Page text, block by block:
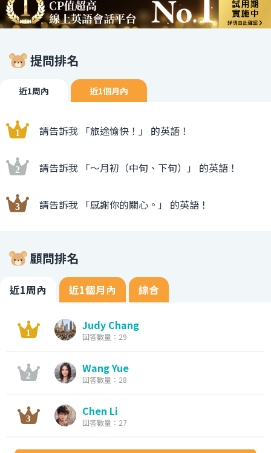
提問排名
近1周內 近1個月內
請告訴我 「旅途愉快！」 的英語！
請告訴我 「〜月初（中旬、下旬）」 的英語！
請告訴我 「感謝你的關心。」 的英語！
顧問排名
近1周內 近1個月內 綜合
Judy Chang
回答數量：29
Wang Yue
回答數量：28
Chen Li
回答數量：27